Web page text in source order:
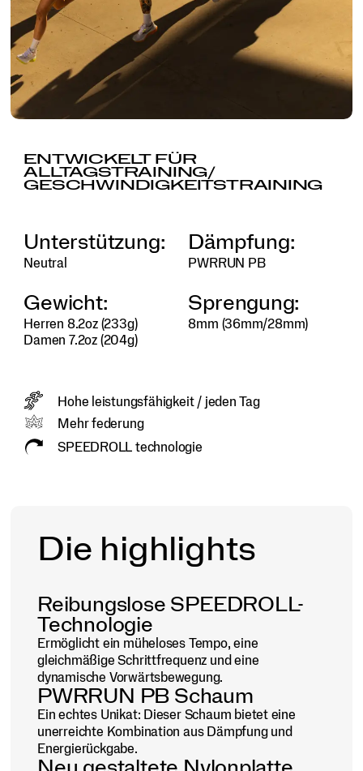
ENTWICKELT FÜR
ALLTAGSTRAINING/
GESCHWINDIGKEITSTRAINING
Unterstützung:
Neutral
Dämpfung:
PWRRUN PB
Gewicht:
Herren 8.2oz (233g)
Damen 7.2oz (204g)
Sprengung:
8mm (36mm/28mm)
Hohe leistungsfähigkeit / jeden Tag
Mehr federung
SPEEDROLL technologie
Die highlights
Reibungslose SPEEDROLL-
Technologie
Ermöglicht ein müheloses Tempo, eine
gleichmäßige Schrittfrequenz und eine
dynamische Vorwärtsbewegung.
PWRRUN PB Schaum
Ein echtes Unikat: Dieser Schaum bietet eine
unerreichte Kombination aus Dämpfung und
Energierückgabe.